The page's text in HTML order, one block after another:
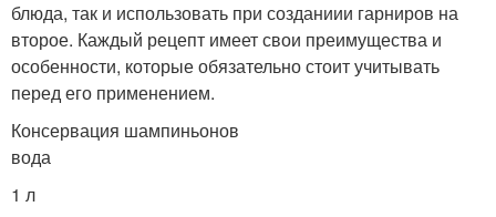
блюда, так и использовать при созданиии гарниров на
второе. Каждый рецепт имеет свои преимущества и
особенности, которые обязательно стоит учитывать
перед его применением.
Консервация шампиньонов
вода
1 л